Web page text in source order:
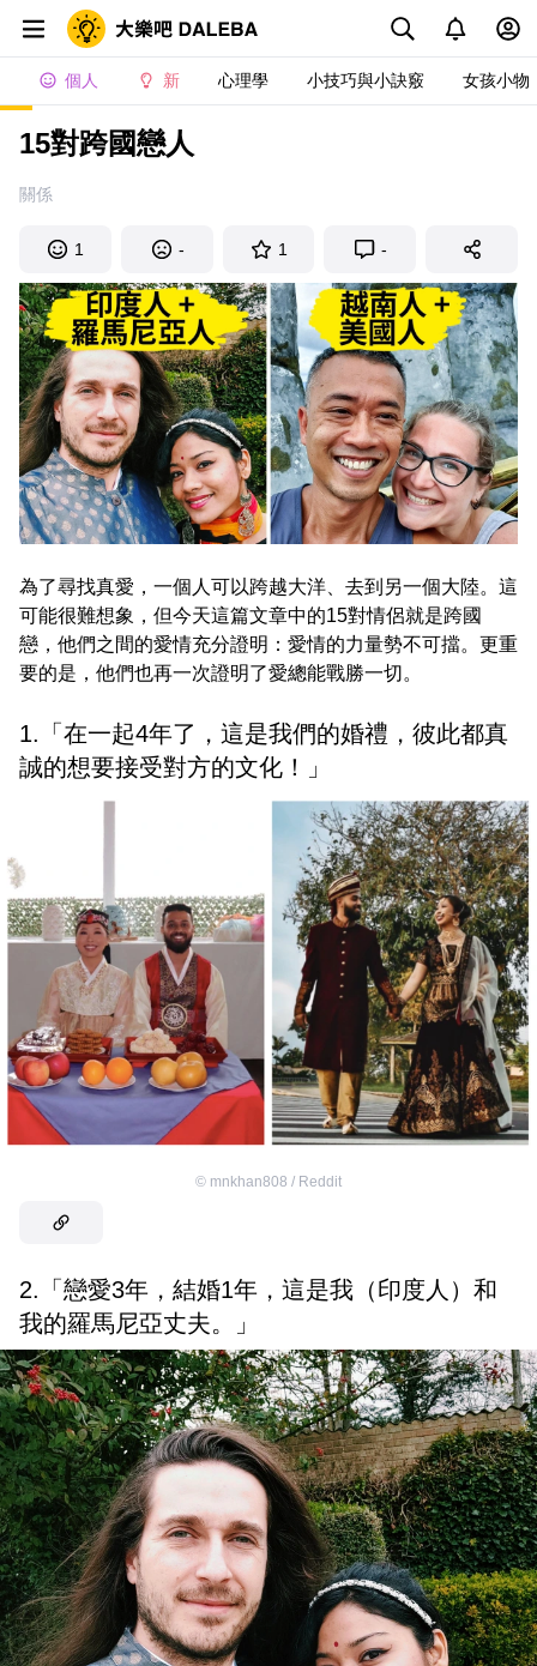
個人 新 心理學 小技巧與小訣竅 女孩小物
15對跨國戀人
關係
1 - 1 -
為了尋找真愛，一個人可以跨越大洋、去到另一個大陸。這
可能很難想象，但今天這篇文章中的15對情侶就是跨國
戀，他們之間的愛情充分證明：愛情的力量勢不可擋。更重
要的是，他們也再一次證明了愛總能戰勝一切。
1.「在一起4年了，這是我們的婚禮，彼此都真
誠的想要接受對方的文化！」
© mnkhan808 / Reddit
2.「戀愛3年，結婚1年，這是我（印度人）和
我的羅馬尼亞丈夫。」